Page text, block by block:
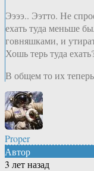
Ээээ.. Ээтто. Не
ехать туда меньше
говняшками, и
Хошь терь туда
В общем то их
Proper
Автор
3 лет назад